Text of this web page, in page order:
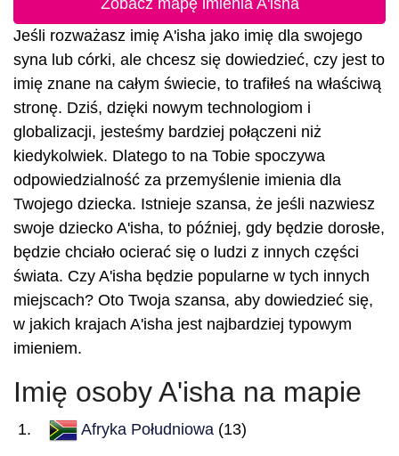
Zobacz mapę imienia A'isha
Jeśli rozważasz imię A'isha jako imię dla swojego
syna lub córki, ale chcesz się dowiedzieć, czy jest to
imię znane na całym świecie, to trafiłeś na właściwą
stronę. Dziś, dzięki nowym technologiom i
globalizacji, jesteśmy bardziej połączeni niż
kiedykolwiek. Dlatego to na Tobie spoczywa
odpowiedzialność za przemyślenie imienia dla
Twojego dziecka. Istnieje szansa, że jeśli nazwiesz
swoje dziecko A'isha, to później, gdy będzie dorosłe,
będzie chciało ocierać się o ludzi z innych części
świata. Czy A'isha będzie popularne w tych innych
miejscach? Oto Twoja szansa, aby dowiedzieć się,
w jakich krajach A'isha jest najbardziej typowym
imieniem.
Imię osoby A'isha na mapie
Afryka Południowa (13)